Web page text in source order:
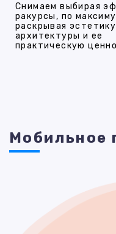
Снимаем выбирая
ракурсы, по
раскрывая эстетику
архитектуры и ее
практическую
Мобильное